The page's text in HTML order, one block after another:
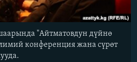
"Айтматовдун дүйнө
конференция жана сүрөт